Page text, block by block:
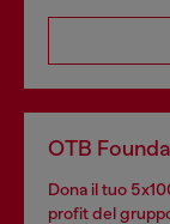
OTB
Dona il tuo
profit del